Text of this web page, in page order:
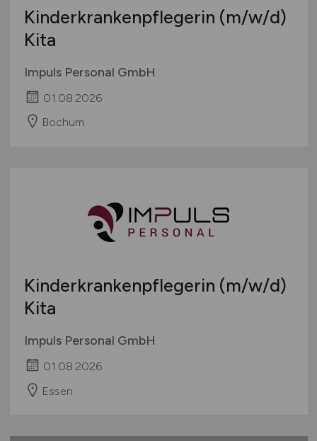
Kinderkrankenpflegerin (m/w/d)
Kita
Impuls Personal GmbH
01.08.2026
Bochum
Kinderkrankenpflegerin (m/w/d)
Kita
Impuls Personal GmbH
01.08.2026
Essen